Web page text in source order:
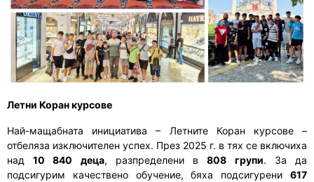
Летни Коран курсове
Най-мащабната инициатива – Летните Коран курсове –
отбеляза изключителен успех. През 2025 г. в тях се включиха
над10 840 деца, разпределени в808 групи. За да
подсигурим качествено обучение, бяха подсигурени 617